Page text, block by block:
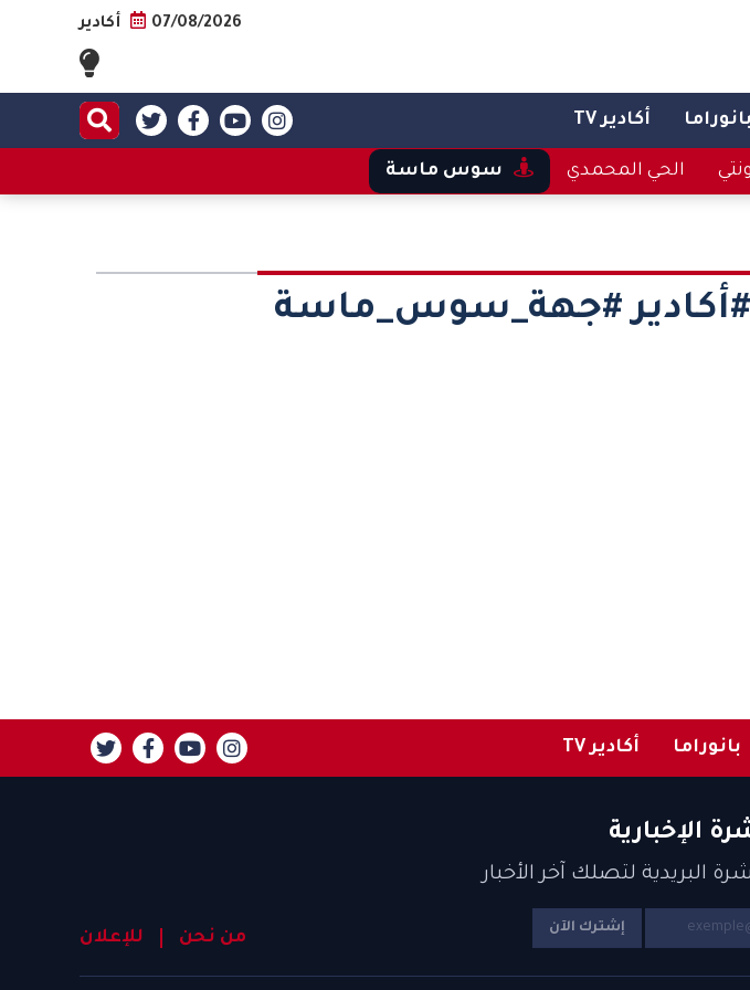
07/08/2026 أكادير
بانوراما أكادير TV
الحي المحمدي سوس ماسة
#أكادير #جهة_سوس_ماسة
بانوراما أكادير TV
الإخبارية
البريدية لتصلك آخر الأخبار
إشترك الآن من نحن للإعلان